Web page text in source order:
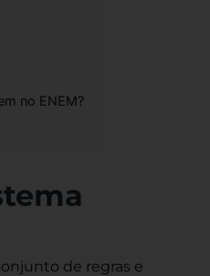
no ENEM?
de regras e